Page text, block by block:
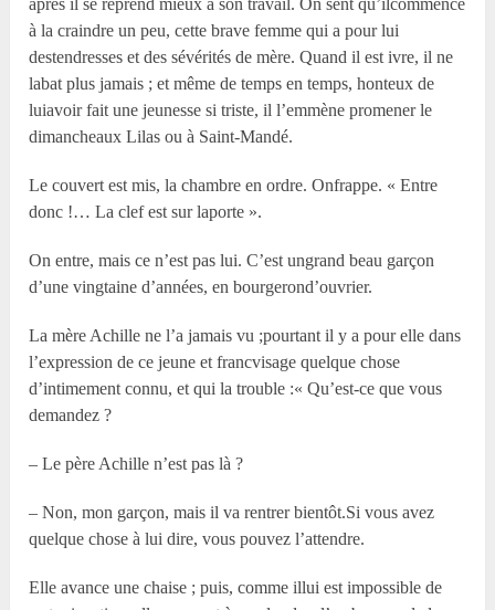
après il se reprend mieux à son travail. On sent qu’ilcommence
à la craindre un peu, cette brave femme qui a pour lui
destendresses et des sévérités de mère. Quand il est ivre, il ne
labat plus jamais ; et même de temps en temps, honteux de
luiavoir fait une jeunesse si triste, il l’emmène promener le
dimancheaux Lilas ou à Saint-Mandé.
Le couvert est mis, la chambre en ordre. Onfrappe. « Entre
donc !… La clef est sur laporte ».
On entre, mais ce n’est pas lui. C’est ungrand beau garçon
d’une vingtaine d’années, en bourgerond’ouvrier.
La mère Achille ne l’a jamais vu ;pourtant il y a pour elle dans
l’expression de ce jeune et francvisage quelque chose
d’intimement connu, et qui la trouble :« Qu’est-ce que vous
demandez ?
– Le père Achille n’est pas là ?
– Non, mon garçon, mais il va rentrer bientôt.Si vous avez
quelque chose à lui dire, vous pouvez l’attendre.
Elle avance une chaise ; puis, comme illui est impossible de